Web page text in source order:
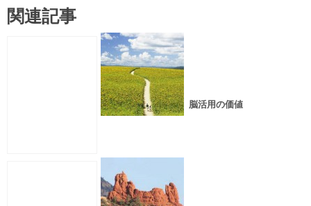
関連記事
脳活用の価値